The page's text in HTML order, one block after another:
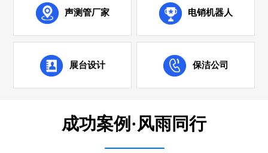
声测管厂家 电销机器人
展台设计 保洁公司
成功案例·风雨同行